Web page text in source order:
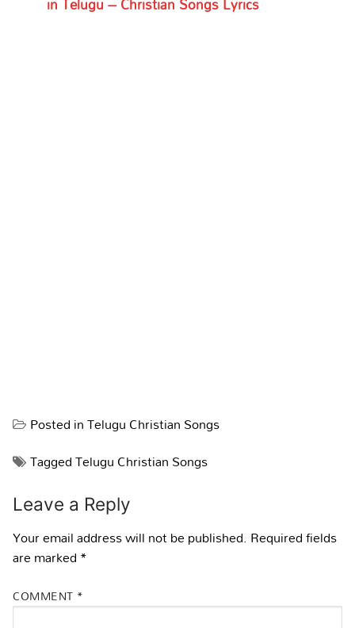
Posted inTelugu Christian Songs
TaggedTelugu Christian Songs
Leave a Reply
Your email address will not be published. Required fields
are marked*
COMMENT *